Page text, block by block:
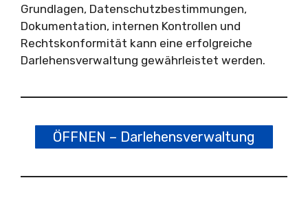
Grundlagen, Datenschutzbestimmungen,
Dokumentation, internen Kontrollen und
Rechtskonformität kann eine erfolgreiche
Darlehensverwaltung gewährleistet werden.
ÖFFNEN – Darlehensverwaltung